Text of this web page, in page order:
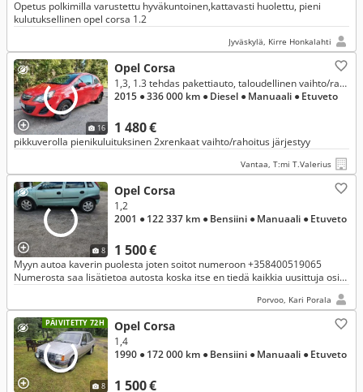
Opetus polkimilla varustettu hyväkuntoinen,kattavasti huolettu, pieni
kulutuksellinen opel corsa 1.2
Jyväskylä, Kirre Honkalahti
16
Opel Corsa
1 480 €
1,3, 1.3 tehdas pakettiauto, taloudellinen vaihto/rahoitus järjestyy
2015 ● 336 000 km ● Diesel ● Manuaali ● Etuveto
pikkuverolla pienikuluituksinen 2xrenkaat vaihto/rahoitus järjestyy
Vantaa, T:mi T.Valerius
8
Opel Corsa
1 500 €
1,2
2001 ● 122 337 km ● Bensiini ● Manuaali ● Etuveto
Myyn autoa kaverin puolesta joten soitot numeroon +358400519065
Numerosta saa lisätietoa autosta koska itse en tiedä kaikkia uusittuja osia
Porvoo, Kari Porala
PÄIVITETTY 72H
8
Opel Corsa
1 500 €
1,4
1990 ● 172 000 km ● Bensiini ● Manuaali ● Etuveto